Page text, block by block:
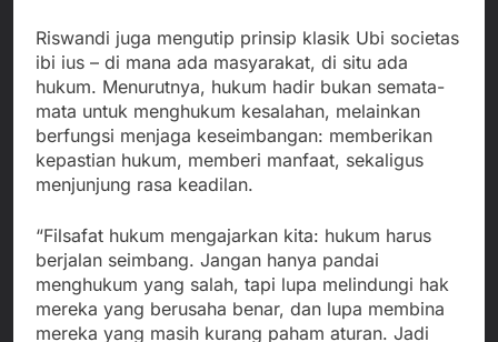
Riswandi juga mengutip prinsip klasik Ubi societas
ibi ius – di mana ada masyarakat, di situ ada
hukum. Menurutnya, hukum hadir bukan semata-
mata untuk menghukum kesalahan, melainkan
berfungsi menjaga keseimbangan: memberikan
kepastian hukum, memberi manfaat, sekaligus
menjunjung rasa keadilan.
“Filsafat hukum mengajarkan kita: hukum harus
berjalan seimbang. Jangan hanya pandai
menghukum yang salah, tapi lupa melindungi hak
mereka yang berusaha benar, dan lupa membina
mereka yang masih kurang paham aturan. Jadi